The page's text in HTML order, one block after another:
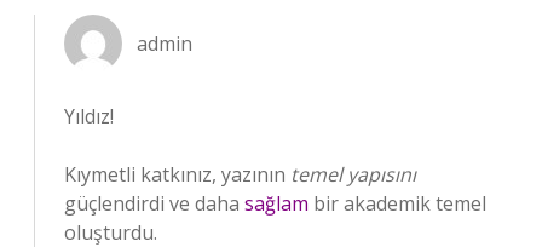
admin
Yıldız!
Kıymetli katkınız, yazının temel yapısını
güçlendirdi ve daha sağlam bir akademik temel
oluşturdu.